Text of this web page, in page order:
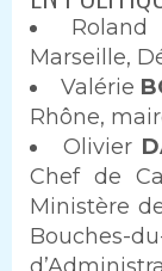
Roland
Marseille,
Valérie
Rhône,
Olivier
Chef de
Ministère
Bouches-